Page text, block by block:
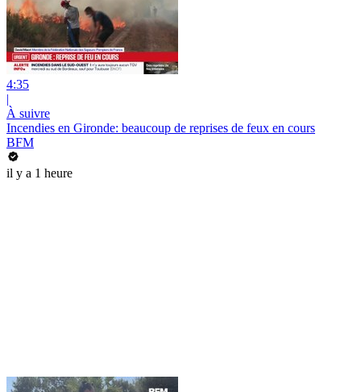
4:35
|
À suivre
Incendies en Gironde: beaucoup de reprises de feux en cours
BFM
il y a 1 heure